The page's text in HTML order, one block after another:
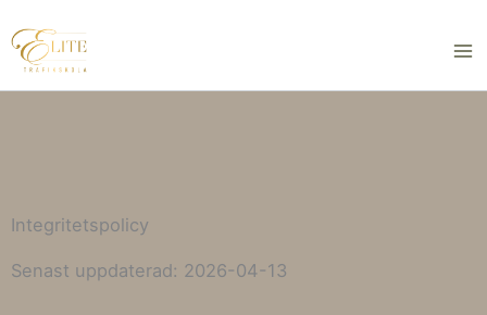
to
content
Integritetspolicy
Senast uppdaterad: 2026-04-13